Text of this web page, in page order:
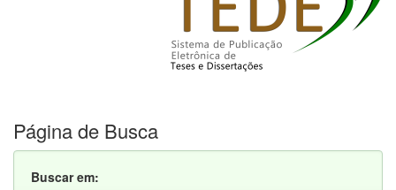
Página de Busca
Buscar em: